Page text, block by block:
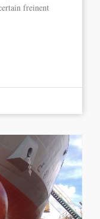
freinent